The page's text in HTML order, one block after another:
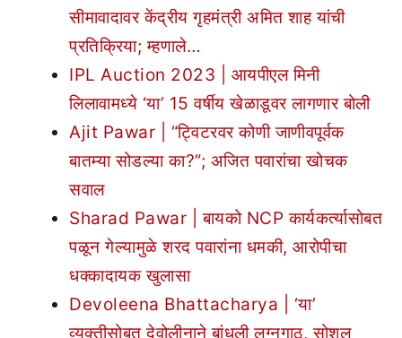
सीमावादावर केंद्रीय गृहमंत्री अमित शाह यांची
प्रतिक्रिया; म्हणाले…
IPL Auction 2023 | आयपीएल मिनी
लिलावामध्ये ‘या’ 15 वर्षीय खेळाडूवर लागणार बोली
Ajit Pawar | “ट्विटरवर कोणी जाणीवपूर्वक
बातम्या सोडल्या का?”; अजित पवारांचा खोचक
सवाल
Sharad Pawar | बायको NCP कार्यकर्त्यासोबत
पळून गेल्यामुळे शरद पवारांना धमकी, आरोपीचा
धक्कादायक खुलासा
Devoleena Bhattacharya | ‘या’
व्यक्तीसोबत देवोलीनाने बांधली लग्नगाठ, सोशल